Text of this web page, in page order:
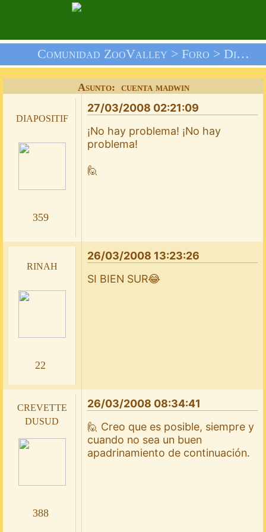
Comunidad ZooValley > Foro > Discusión General
Asunto: cuenta madwin
diapositif
359
27/03/2008 02:21:09
¡No hay problema! ¡No hay
problema!
🙋
rinah
22
26/03/2008 13:23:26
SI BIEN SUR😂
crevette
dusud
388
26/03/2008 08:34:41
🙋 Creo que es posible, siempre y
cuando no sea un buen
apadrinamiento de continuación.